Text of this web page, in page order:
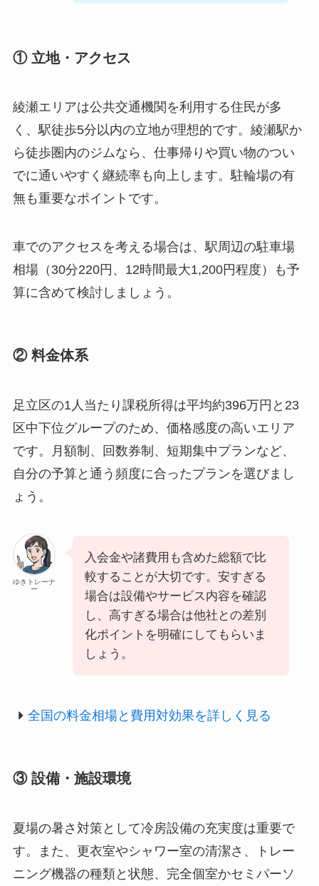
① 立地・アクセス
綾瀬エリアは公共交通機関を利用する住民が多
く、駅徒歩5分以内の立地が理想的です。綾瀬駅か
ら徒歩圏内のジムなら、仕事帰りや買い物のつい
でに通いやすく継続率も向上します。駐輪場の有
無も重要なポイントです。
車でのアクセスを考える場合は、駅周辺の駐車場
相場（30分220円、12時間最大1,200円程度）も予
算に含めて検討しましょう。
② 料金体系
足立区の1人当たり課税所得は平均約396万円と23
区中下位グループのため、価格感度の高いエリア
です。月額制、回数券制、短期集中プランなど、
自分の予算と通う頻度に合ったプランを選びまし
ょう。
ゆきトレーナ
ー
入会金や諸費用も含めた総額で比
較することが大切です。安すぎる
場合は設備やサービス内容を確認
し、高すぎる場合は他社との差別
化ポイントを明確にしてもらいま
しょう。
全国の料金相場と費用対効果を詳しく見る
③ 設備・施設環境
夏場の暑さ対策として冷房設備の充実度は重要で
す。また、更衣室やシャワー室の清潔さ、トレー
ニング機器の種類と状態、完全個室かセミパーソ